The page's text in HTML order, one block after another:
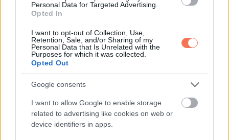
Personal Data for Targeted Advertising.
Opted In
I want to opt-out of Collection, Use,
Retention, Sale, and/or Sharing of my
Personal Data that Is Unrelated with the
Purposes for which it was collected.
Opted Out
Google consents
I want to allow Google to enable storage
related to advertising like cookies on web or
device identifiers in apps.